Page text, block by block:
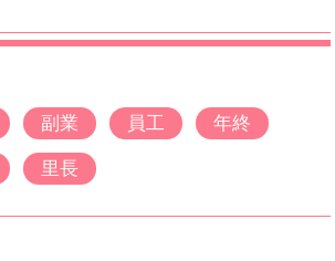
副業 員工 年終
里長